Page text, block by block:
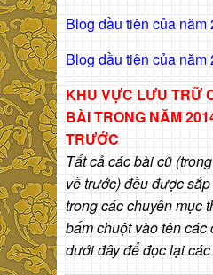
Blog dầu tiên của năm
Blog dầu tiên của năm
KHU VỰC LƯU TRỮ
BÀITRONG NĂM
TRƯỚC
Tất cả các bài cũ
về trước) đều được
trong các chuyên mục
bấm chuột vào tên các
dưới đây để đọc lại